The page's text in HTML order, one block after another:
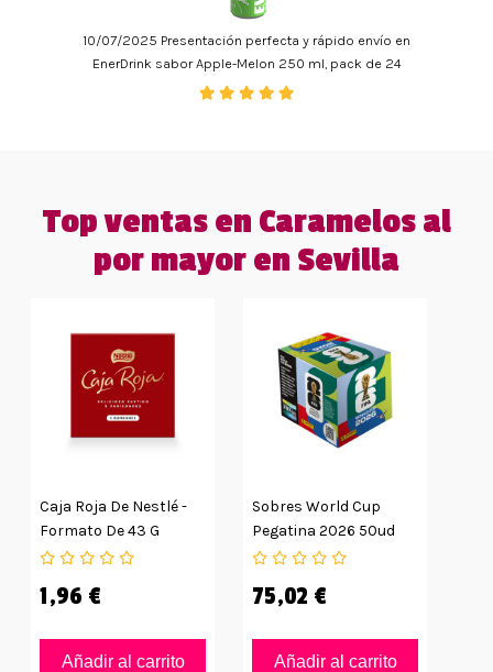
10/07/2025 Presentación perfecta y rápido envío en
EnerDrink sabor Apple-Melon 250 ml, pack de 24
Top ventas en Caramelos al
por mayor en Sevilla
Caja Roja De Nestlé -
Formato De 43 G
1,96 €
Añadir al carrito
Sobres World Cup
Pegatina 2026 50ud
75,02 €
Añadir al carrito